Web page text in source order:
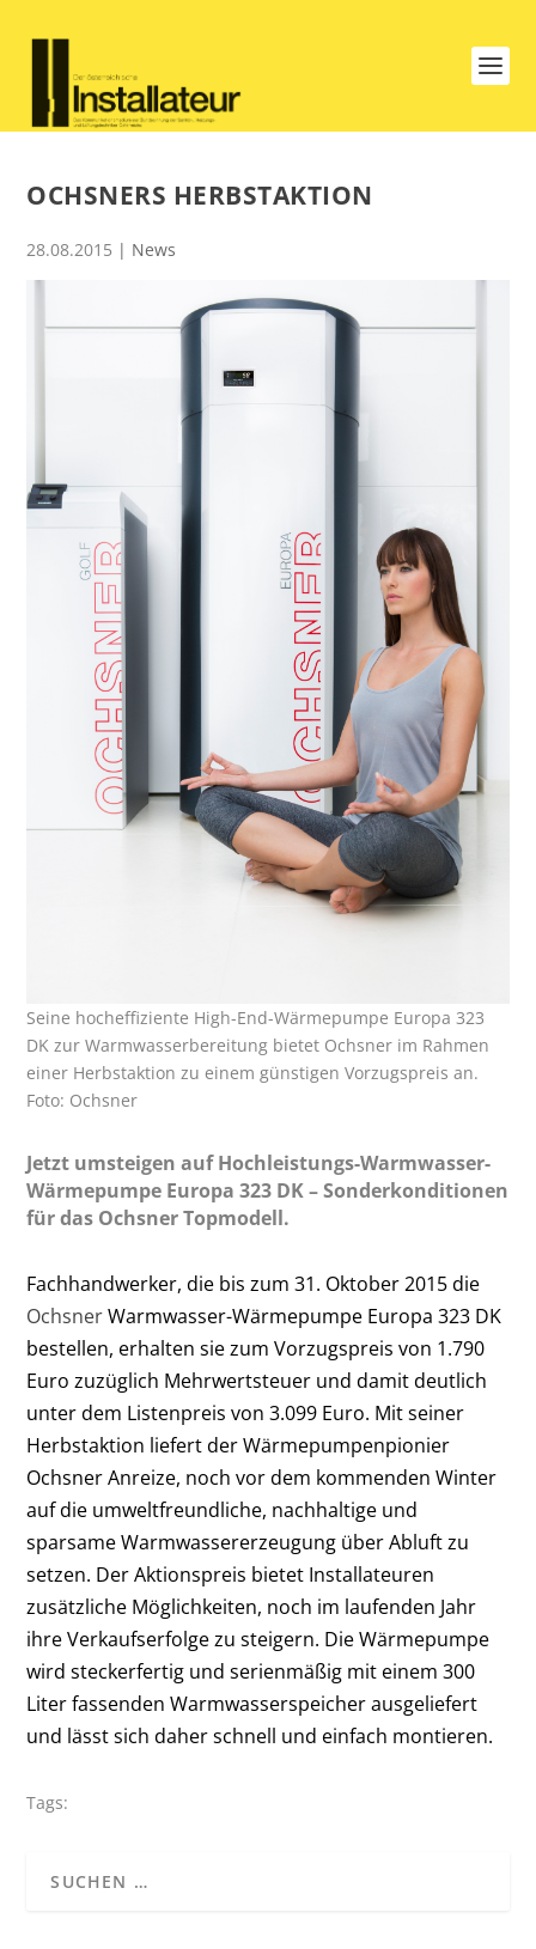
OCHSNERS HERBSTAKTION
28.08.2015 | News
Seine hocheffiziente High-End-Wärmepumpe Europa 323
DK zur Warmwasserbereitung bietet Ochsner im Rahmen
einer Herbstaktion zu einem günstigen Vorzugspreis an.
Foto: Ochsner
Jetzt umsteigen auf Hochleistungs-Warmwasser-
Wärmepumpe Europa 323 DK – Sonderkonditionen
für das Ochsner Topmodell.
Fachhandwerker, die bis zum 31. Oktober 2015 die
OchsnerWarmwasser-Wärmepumpe Europa 323 DK
bestellen, erhalten sie zum Vorzugspreis von 1.790
Euro zuzüglich Mehrwertsteuer und damit deutlich
unter dem Listenpreis von 3.099 Euro. Mit seiner
Herbstaktion liefert der Wärmepumpenpionier
Ochsner Anreize, noch vor dem kommenden Winter
auf die umweltfreundliche, nachhaltige und
sparsame Warmwassererzeugung über Abluft zu
setzen. Der Aktionspreis bietet Installateuren
zusätzliche Möglichkeiten, noch im laufenden Jahr
ihre Verkaufserfolge zu steigern. Die Wärmepumpe
wird steckerfertig und serienmäßig mit einem 300
Liter fassenden Warmwasserspeicher ausgeliefert
und lässt sich daher schnell und einfach montieren.
Tags: